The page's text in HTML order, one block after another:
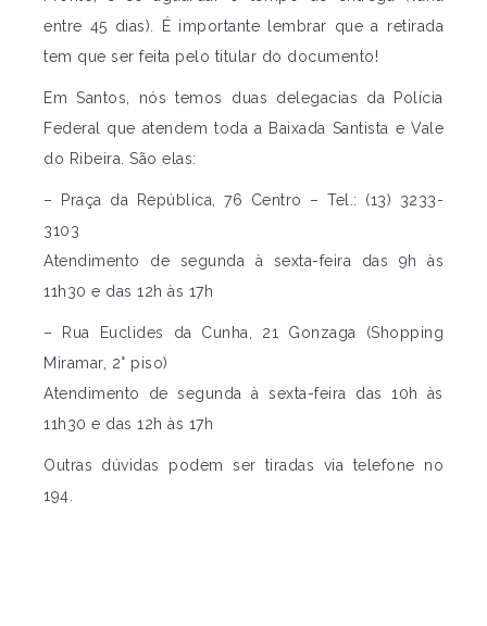
entre 45 dias). É importante lembrar que a retirada
tem que ser feita pelo titular do documento!
Em Santos, nós temos duas delegacias da Polícia
Federal que atendem toda a Baixada Santista e Vale
do Ribeira. São elas:
– Praça da República, 76 Centro – Tel.: (13) 3233-
3103
Atendimento de segunda à sexta-feira das 9h às
11h30 e das 12h às 17h
– Rua Euclides da Cunha, 21 Gonzaga (Shopping
Miramar, 2° piso)
Atendimento de segunda à sexta-feira das 10h às
11h30 e das 12h às 17h
Outras dúvidas podem ser tiradas via telefone no
194.